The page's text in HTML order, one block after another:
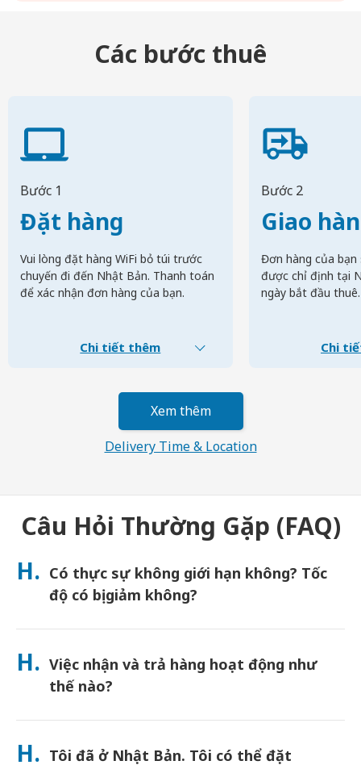
Các bước thuê
Bước 1
Đặt hàng
Vui lòng đặt hàng WiFi bỏ túi trước
chuyến đi đến Nhật Bản. Thanh toán
để xác nhận đơn hàng của bạn.
Chi tiết thêm
Bước 2
Giao
Đơn hàng của
được chỉ định tại
ngày bắt đầu thuê.
Chi
Xem thêm
Delivery Time & Location
Câu Hỏi Thường Gặp (FAQ)
H. Có thực sự không giới hạn không? Tốc
độ có bị giảm không?
Dung lượng thực sự không giới hạn và Japan Wireless không
thông. Bạn có thể sử dụng bao nhiêu dung lượng tùy thích suốt
cả ngày. (Giống như bất kỳ mạng di động nào, tắc nghẽn nhà
mạng tạm thời có thể ảnh hưởng đến tốc độ). Nếu xảy ra việc
H. Việc nhận và trả hàng hoạt động như
thế nào?
Nhận tại các sân bay chính, hoặc chọn giao hàng đến khách
hành). Đã bao gồm phong bì trả hàng miễn cước—chỉ cần thả
H. Tôi đã ở Nhật Bản. Tôi có thể đặt